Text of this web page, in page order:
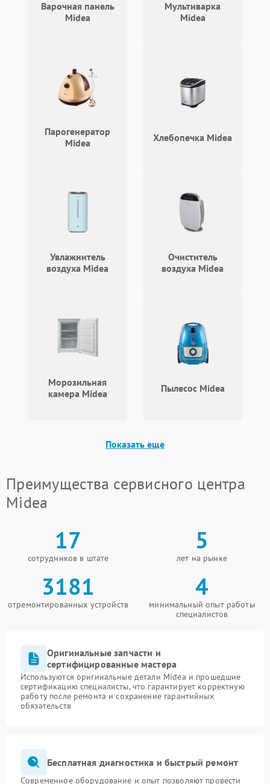
Варочная панель
Midea
Мультиварка
Midea
Парогенератор
Midea
Хлебопечка Midea
Увлажнитель
воздуха Midea
Очиститель
воздуха Midea
Морозильная
камера Midea
Пылесос Midea
Показать еще
Преимущества сервисного центра
Midea
17
сотрудников в штате
5
лет на рынке
3181
отремонтированных устройств
4
минимальный опыт работы
специалистов
Оригинальные запчасти и
сертифицированные мастера
Используются оригинальные детали Midea и прошедшие
сертификацию специалисты, что гарантирует корректную
работу после ремонта и сохранение гарантийных
обязательств
Бесплатная диагностика и быстрый ремонт
Современное оборудование и опыт позволяют провести